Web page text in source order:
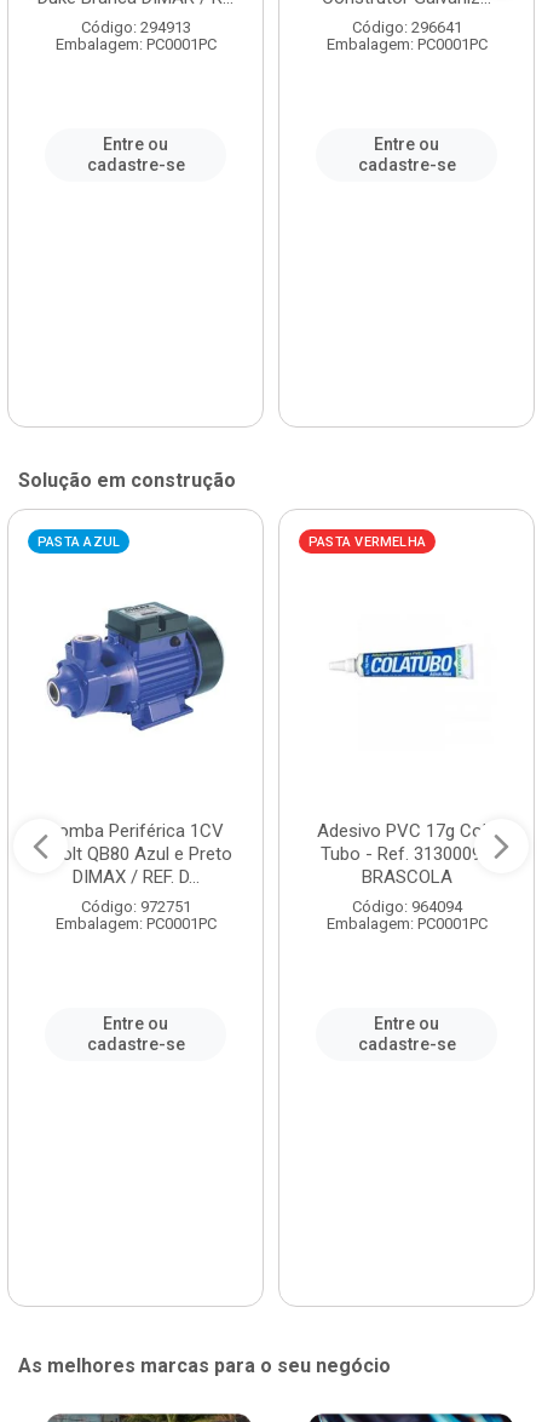
Código: 294913
Embalagem: PC0001PC
Entre ou
cadastre-se
Código: 296641
Embalagem: PC0001PC
Entre ou
cadastre-se
Solução em construção
PASTA AZUL
Bomba Periférica 1CV
Bivolt QB80 Azul e Preto
DIMAX / REF. D...
Código: 972751
Embalagem: PC0001PC
Entre ou
cadastre-se
PASTA VERMELHA
Adesivo PVC 17g Cola
Tubo - Ref. 3130009 -
BRASCOLA
Código: 964094
Embalagem: PC0001PC
Entre ou
cadastre-se
As melhores marcas para o seu negócio